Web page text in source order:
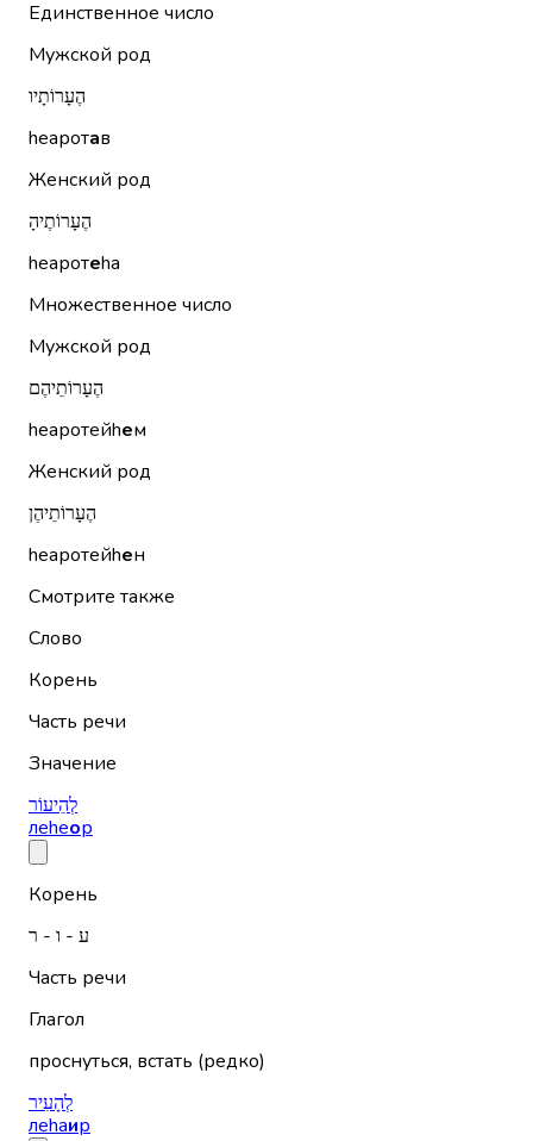
Единственное число
Мужской род
הֶעָרוֹתָיו
hеаротав
Женский род
הֶעָרוֹתֶיהָ
hеаротеhа
Множественное число
Мужской род
הֶעָרוֹתֵיהֶם
hеаротейhем
Женский род
הֶעָרוֹתֵיהֶן
hеаротейhен
Смотрите также
Слово
Корень
Часть речи
Значение
לְהֵיעוֹר
леhеор
Корень
ע - ו - ר
Часть речи
Глагол
проснуться, встать (редко)
לְהָעִיר
леhаир